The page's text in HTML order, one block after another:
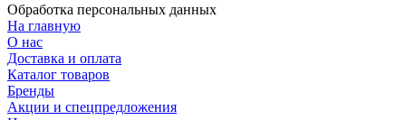
Обработка персональных данных
На главную
О нас
Доставка и оплата
Каталог товаров
Бренды
Акции и спецпредложения